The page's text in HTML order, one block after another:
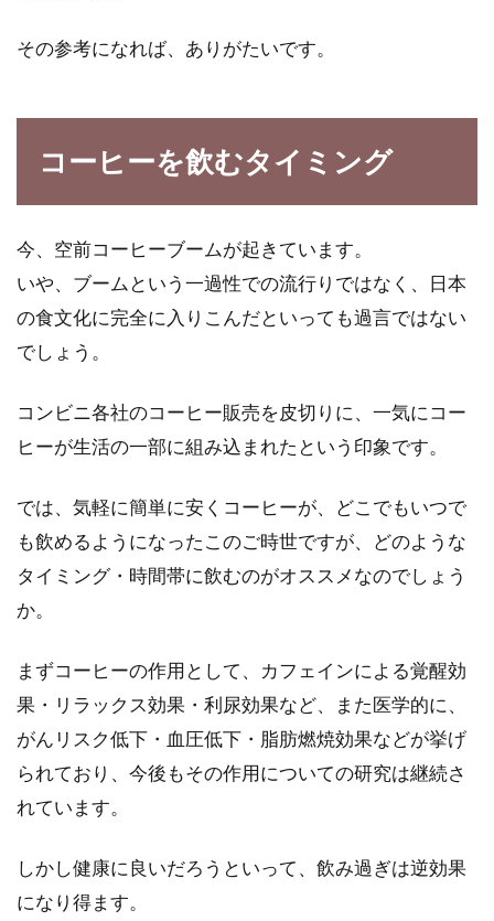
その参考になれば、ありがたいです。
コーヒーを飲むタイミング
今、空前コーヒーブームが起きています。
いや、ブームという一過性での流行りではなく、日本
の食文化に完全に入りこんだといっても過言ではない
でしょう。
コンビニ各社のコーヒー販売を皮切りに、一気にコー
ヒーが生活の一部に組み込まれたという印象です。
では、気軽に簡単に安くコーヒーが、どこでもいつで
も飲めるようになったこのご時世ですが、どのような
タイミング・時間帯に飲むのがオススメなのでしょう
か。
まずコーヒーの作用として、カフェインによる覚醒効
果・リラックス効果・利尿効果など、また医学的に、
がんリスク低下・血圧低下・脂肪燃焼効果などが挙げ
られており、今後もその作用についての研究は継続さ
れています。
しかし健康に良いだろうといって、飲み過ぎは逆効果
になり得ます。